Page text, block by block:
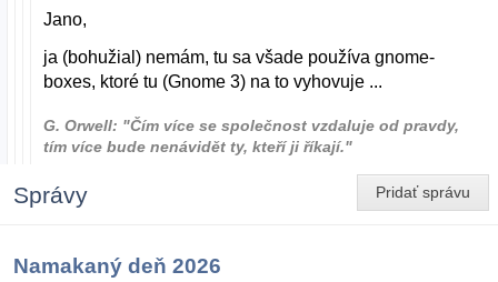
Jano,
ja (bohužial) nemám, tu sa všade používa gnome-
boxes, ktoré tu (Gnome 3) na to vyhovuje ...
G. Orwell: "Čím více se společnost vzdaluje od pravdy,
tím více bude nenávidět ty, kteří ji říkají."
Pridať správu
Správy
Namakaný deň 2026